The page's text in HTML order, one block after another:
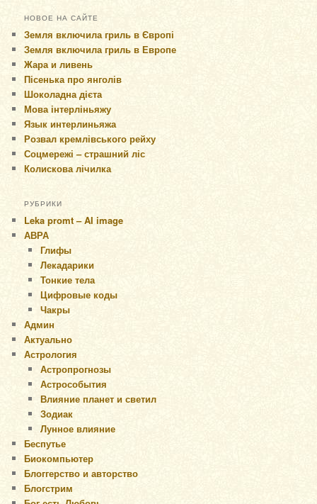
НОВОЕ НА САЙТЕ
Земля включила гриль в Європі
Земля включила гриль в Европе
Жара и ливень
Пісенька про янголів
Шоколадна дієта
Мова інтерліньяжу
Язык интерлиньяжа
Розвал кремлівського рейху
Соцмережі – страшний ліс
Колискова лічилка
РУБРИКИ
Leka promt – AI image
АВРА
Глифы
Лекадарики
Тонкие тела
Цифровые коды
Чакры
Админ
Актуально
Астрология
Астропрогнозы
Астрособытия
Влияние планет и светил
Зодиак
Лунное влияние
Беспутье
Биокомпьютер
Блоггерство и авторство
Блогстрим